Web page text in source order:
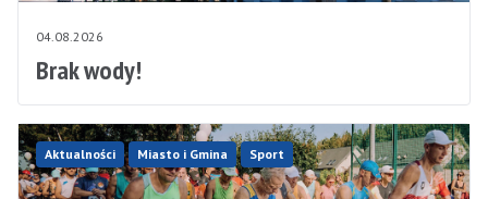
04.08.2026
Brak wody!
Aktualności Miasto i Gmina Sport